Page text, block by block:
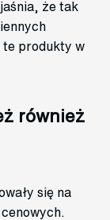
że tak
te produkty w
również
się na